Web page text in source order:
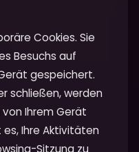
Cookies. Sie
Besuchs auf
gespeichert.
schließen, werden
Ihrem Gerät
Ihre Aktivitäten
Sitzung zu